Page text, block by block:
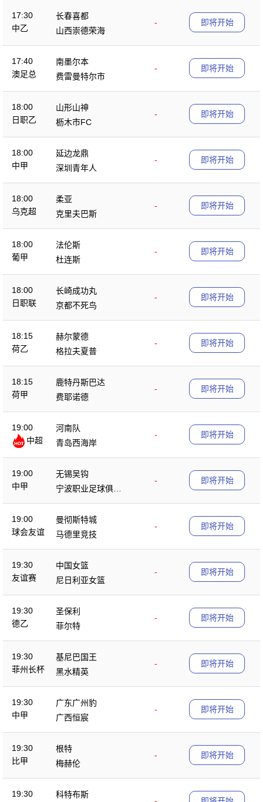
17:30
中乙
长春喜都
-
山西崇德荣海
即将开始
17:40
澳足总
南墨尔本
-
费雷曼特尔市
即将开始
18:00
日职乙
山形山神
-
枥木市FC
即将开始
18:00
中甲
延边龙鼎
-
深圳青年人
即将开始
18:00
乌克超
柔亚
-
克里夫巴斯
即将开始
18:00
葡甲
法伦斯
-
杜连斯
即将开始
18:00
日职联
长崎成功丸
-
京都不死鸟
即将开始
18:15
荷乙
赫尔蒙德
-
格拉夫夏普
即将开始
18:15
荷甲
鹿特丹斯巴达
-
费耶诺德
即将开始
19:00
中超
河南队
-
青岛西海岸
即将开始
19:00
中甲
无锡吴钩
-
宁波职业足球俱乐
部
即将开始
19:00
球会友谊
曼彻斯特城
-
马德里竞技
即将开始
19:30
友谊赛
中国女篮
-
尼日利亚女篮
即将开始
19:30
德乙
圣保利
-
菲尔特
即将开始
19:30
菲州长杯
基尼巴国王
-
黑水精英
即将开始
19:30
中甲
广东广州豹
-
广西恒宸
即将开始
19:30
比甲
根特
-
梅赫伦
即将开始
19:30
科特布斯